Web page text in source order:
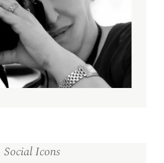
Social Icons